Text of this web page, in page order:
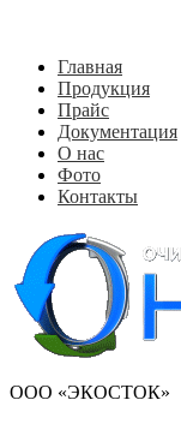
Главная
Продукция
Прайс
Документация
О нас
Фото
Контакты
ООО «ЭКОСТОК»